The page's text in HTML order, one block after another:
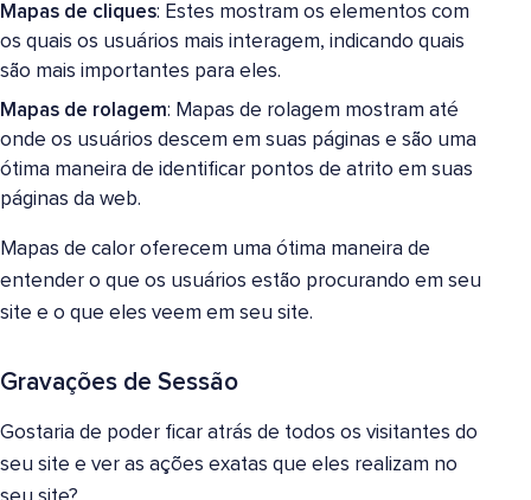
Mapas de cliques: Estes mostram os elementos com
os quais os usuários mais interagem, indicando quais
são mais importantes para eles.
Mapas de rolagem: Mapas de rolagem mostram até
onde os usuários descem em suas páginas e são uma
ótima maneira de identificar pontos de atrito em suas
páginas da web.
Mapas de calor oferecem uma ótima maneira de
entender o que os usuários estão procurando em seu
site e o que eles veem em seu site.
Gravações de Sessão
Gostaria de poder ficar atrás de todos os visitantes do
seu site e ver as ações exatas que eles realizam no